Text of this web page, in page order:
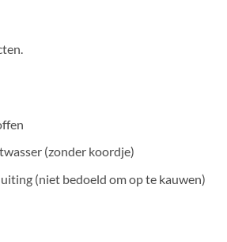
(zonder koordje)
(niet bedoeld om op te kauwen)